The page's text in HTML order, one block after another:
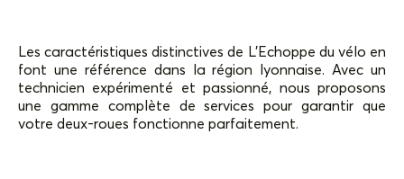
Les caractéristiques distinctives de L’Echoppe du vélo en
font une référence dans la région lyonnaise. Avec un
technicien expérimenté et passionné, nous proposons
une gamme complète de services pour garantir que
votre deux-roues fonctionne parfaitement.